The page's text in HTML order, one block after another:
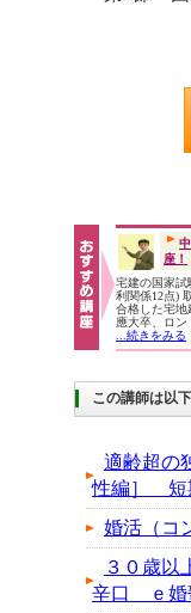
座！
宅建の国家試
利関係12点)
合格した宅地
應大卒、ロ
...続きをみる
この講師は以
適齢超の
性編］ 短
婚活（コ
３０歳
辛口 ｅ婚